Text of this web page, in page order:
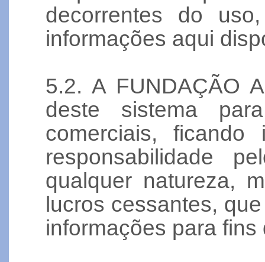
decorrentes do
informações aqui
5.2. A FUNDAÇÃO
deste sistema
comerciais,
responsabilidade
qualquer natureza,
lucros cessantes,
informações para